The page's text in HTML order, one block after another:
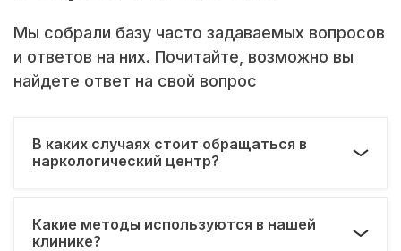
Мы собрали базу часто задаваемых вопросов
и ответов на них. Почитайте, возможно вы
найдете ответ на свой вопрос
В каких случаях стоит обращаться в
наркологический центр?
Какие методы используются в нашей
клинике?